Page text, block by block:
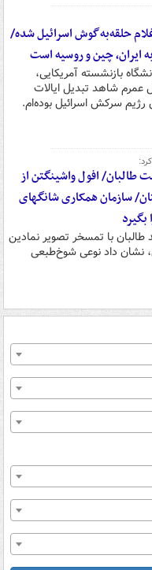
حلقه‌به‌گوش اسرائیل شده/
ایران، چین و روسیه است
بازنشسته آمریکایی،
شاهد تبدیل ایالات
سرکش اسرائیل بوده‌ام.
طالبان/ افول واشینگتن از
سازمان همکاری شانگهای
بگیرد
طالبان با تمسخر تصویر نمادین
نشان داد نوعی شوخ‌طبعی